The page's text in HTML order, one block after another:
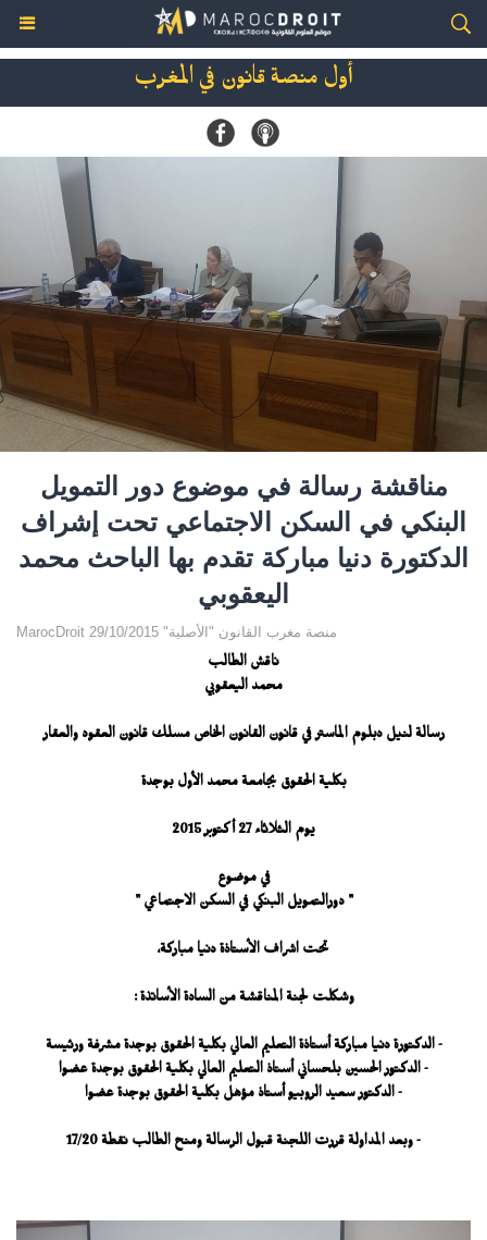
أول منصة قانون في المغرب
مناقشة رسالة في موضوع دور التمويل
البنكي في السكن الاجتماعي تحت إشراف
الدكتورة دنيا مباركة تقدم بها الباحث محمد
اليعقوبي
MarocDroit منصة مغرب القانون "الأصلية" 29/10/2015
ناقش الطالب
محمد اليعقوبي
رسالة لنيل دبلوم الماستر في قانون القانون الخاص مسلك قانون العقود والعقار
بكلية الحقوق بجامعة محمد الأول بوجدة
يوم الثلاثاء 27 أكتوبر 2015
في موضوع
" دورالتمويل البنكي في السكن الاجتماعي "
تحت اشراف الأستاذة دنيا مباركة،
وشكلت لجنة المناقشة من السادة الأساتذة :
- الدكتورة دنيا مباركة أستاذة التعليم العالي بكلية الحقوق بوجدة مشرفة ورئيسة
- الدكتور الحسين بلحساني أستاذ التعليم العالي بكلية الحقوق بوجدة عضوا
- الدكتور سعيد الروبيو أستاذ مؤهل بكلية الحقوق بوجدة عضوا
- وبعد المداولة قررت اللجنة قبول الرسالة ومنح الطالب نقطة 17/20